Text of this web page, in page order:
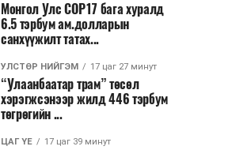
Монгол Улс COP17 бага хуралд
6.5 тэрбум ам.долларын
санхүүжилт татах...
УЛСТӨР НИЙГЭМ 17 цаг 27 минут
“Улаанбаатар трам” төсөл
хэрэгжсэнээр жилд 446 тэрбум
төгрөгийн ...
ЦАГ ҮЕ 17 цаг 39 минут